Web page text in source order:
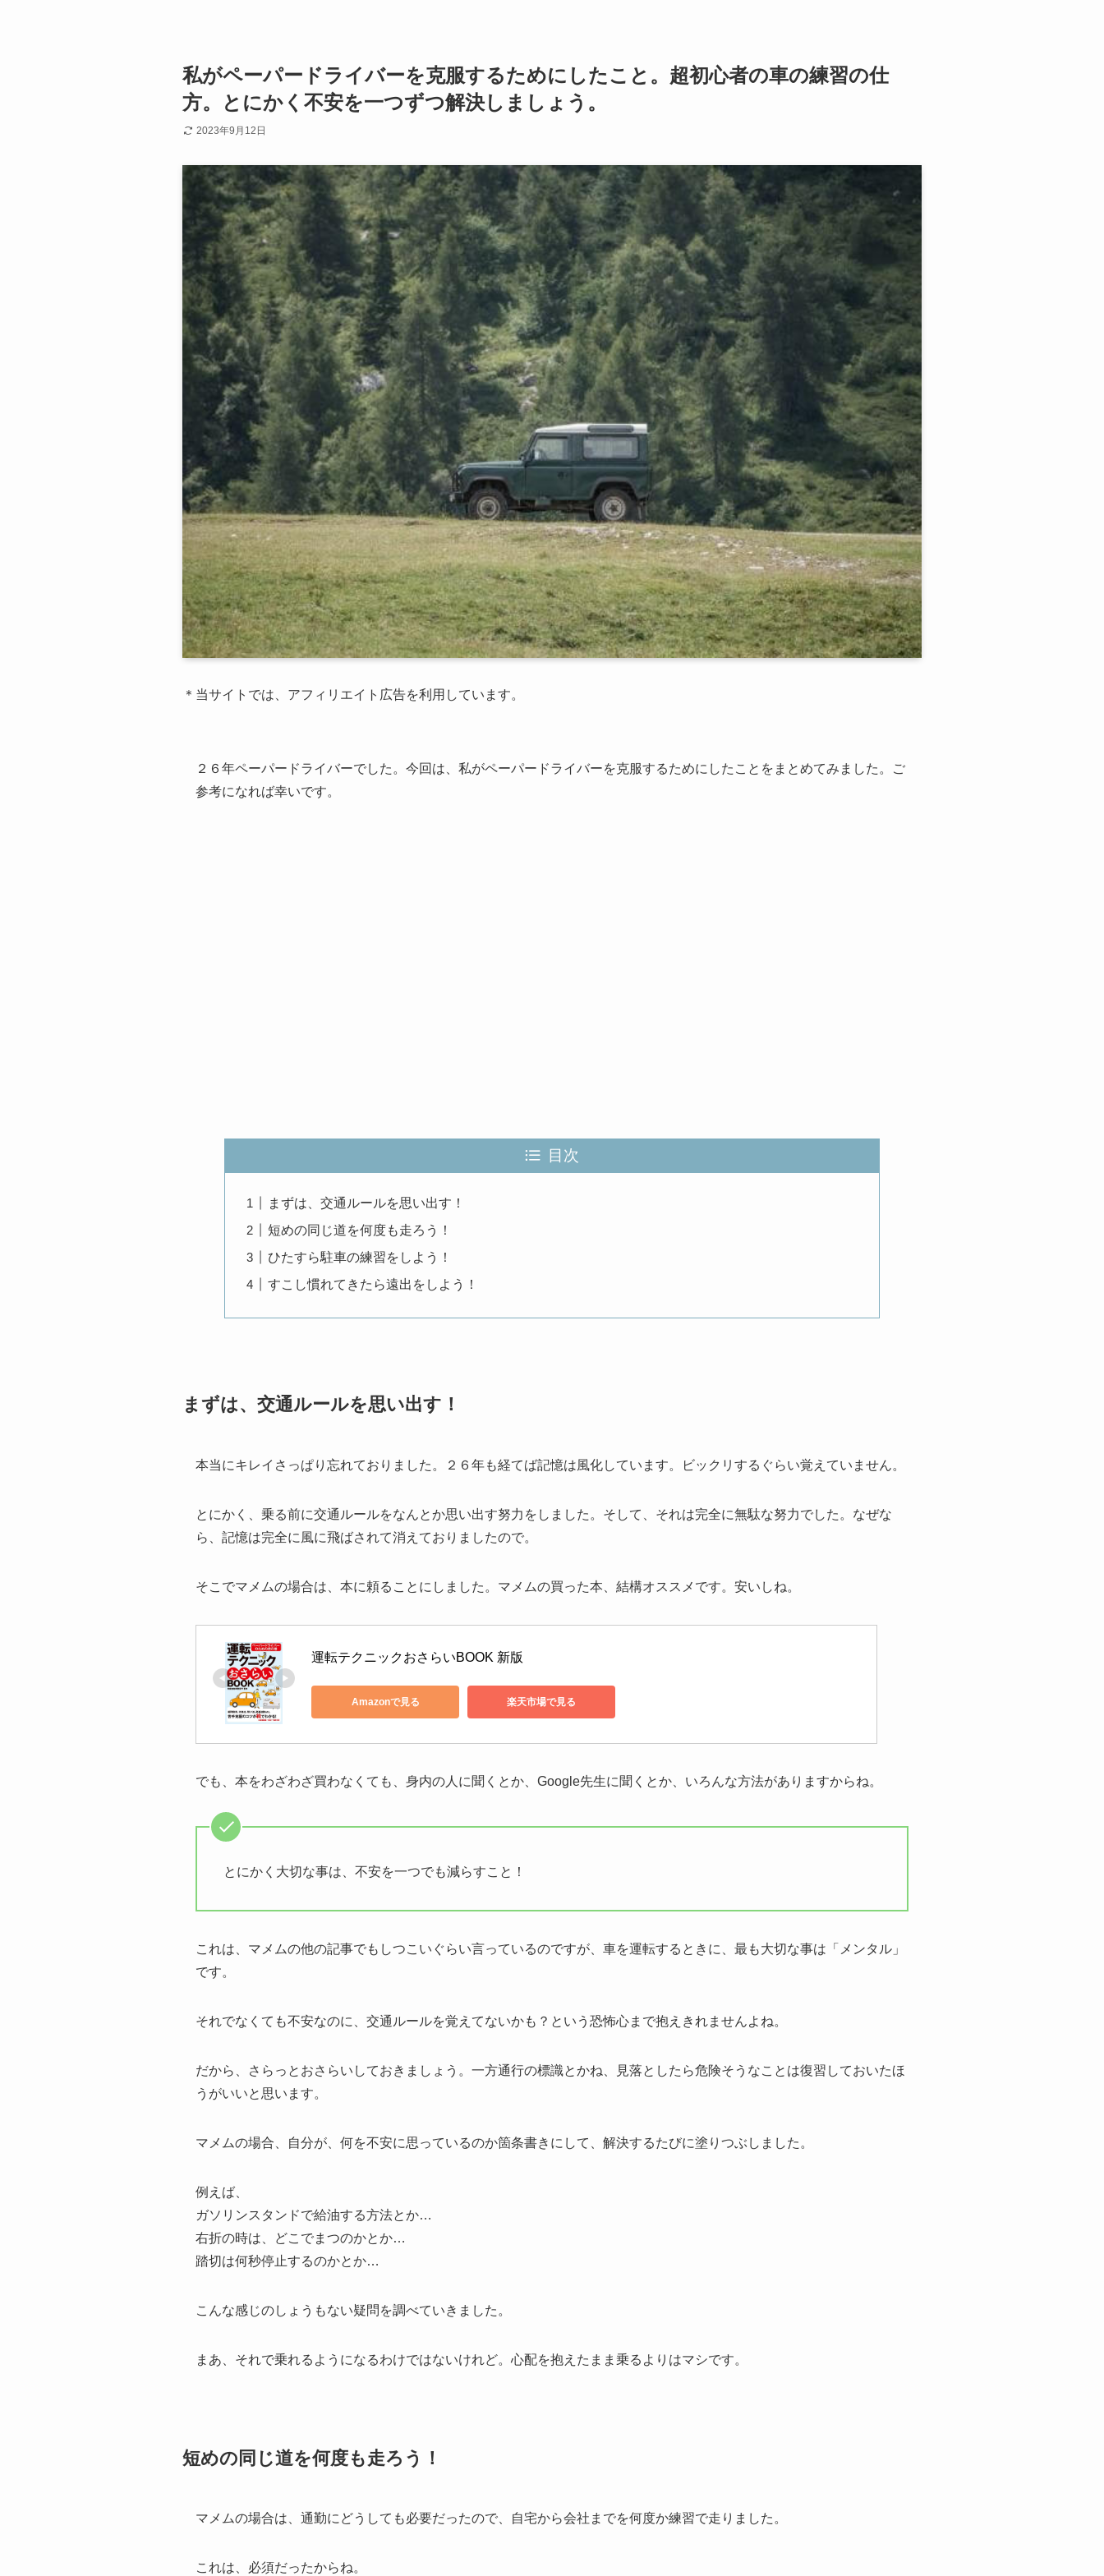
私がペーパードライバーを克服するためにしたこと。超初心者の車の練習の仕
方。とにかく不安を一つずつ解決しましょう。
2023年9月12日
＊当サイトでは、アフィリエイト広告を利用しています。
２６年ペーパードライバーでした。今回は、私がペーパードライバーを克服するためにしたことをまとめてみました。ご
参考になれば幸いです。
目次
まずは、交通ルールを思い出す！
短めの同じ道を何度も走ろう！
ひたすら駐車の練習をしよう！
すこし慣れてきたら遠出をしよう！
まずは、交通ルールを思い出す！
本当にキレイさっぱり忘れておりました。２６年も経てば記憶は風化しています。ビックリするぐらい覚えていません。
とにかく、乗る前に交通ルールをなんとか思い出す努力をしました。そして、それは完全に無駄な努力でした。なぜな
ら、記憶は完全に風に飛ばされて消えておりましたので。
そこでマメムの場合は、本に頼ることにしました。マメムの買った本、結構オススメです。安いしね。
運転テクニックおさらいBOOK 新版
Amazonで見る 楽天市場で見る
でも、本をわざわざ買わなくても、身内の人に聞くとか、Google先生に聞くとか、いろんな方法がありますからね。
とにかく大切な事は、不安を一つでも減らすこと！
これは、マメムの他の記事でもしつこいぐらい言っているのですが、車を運転するときに、最も大切な事は「メンタル」
です。
それでなくても不安なのに、交通ルールを覚えてないかも？という恐怖心まで抱えきれませんよね。
だから、さらっとおさらいしておきましょう。一方通行の標識とかね、見落としたら危険そうなことは復習しておいたほ
うがいいと思います。
マメムの場合、自分が、何を不安に思っているのか箇条書きにして、解決するたびに塗りつぶしました。
例えば、
ガソリンスタンドで給油する方法とか…
右折の時は、どこでまつのかとか…
踏切は何秒停止するのかとか…
こんな感じのしょうもない疑問を調べていきました。
まあ、それで乗れるようになるわけではないけれど。心配を抱えたまま乗るよりはマシです。
短めの同じ道を何度も走ろう！
マメムの場合は、通勤にどうしても必要だったので、自宅から会社までを何度か練習で走りました。
これは、必須だったからね。